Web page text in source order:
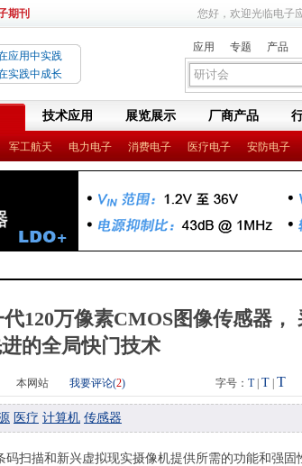
期刊 您好，欢迎光临电子
应用中实践
实践中成长
应用 专题 产品
技术应用 展览展示 厂商产品
军工航天 电力电子 消费电子 医疗电子 安防电子
120万像素CMOS图像传感器，
的全局快门技术
本网站 我要评论(2) 字号： T| T T
医疗 计算机 传感器
码扫描和新兴虚拟现实摄像机提供所需的功能和强固